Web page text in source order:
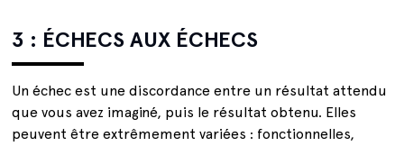
3 : ÉCHECS AUX ÉCHECS
Un échec est une discordance entre un résultat attendu
que vous avez imaginé, puis le résultat obtenu. Elles
peuvent être extrêmement variées : fonctionnelles,